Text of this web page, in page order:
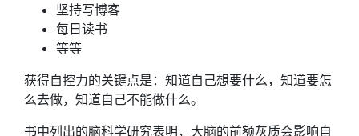
坚持写博客
每日读书
等等
获得自控力的关键点是：知道自己想要什么，知道要怎
么去做，知道自己不能做什么。
书中列出的脑科学研究表明，大脑的前额灰质会影响自